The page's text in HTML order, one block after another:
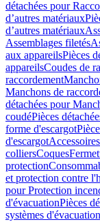
détachées pour
d’autres matériaux
d’autres matériaux
Assemblages filetés
aux appareilsPièces
appareilsCoudes de
raccordement
Manchons de
détachées pour
coudéPièces
forme d'escargot
d'escargotAccessoires
colliersCoques
protection
et protection contre
pour Protection
d'évacuationPièces
systèmes d'évacuation